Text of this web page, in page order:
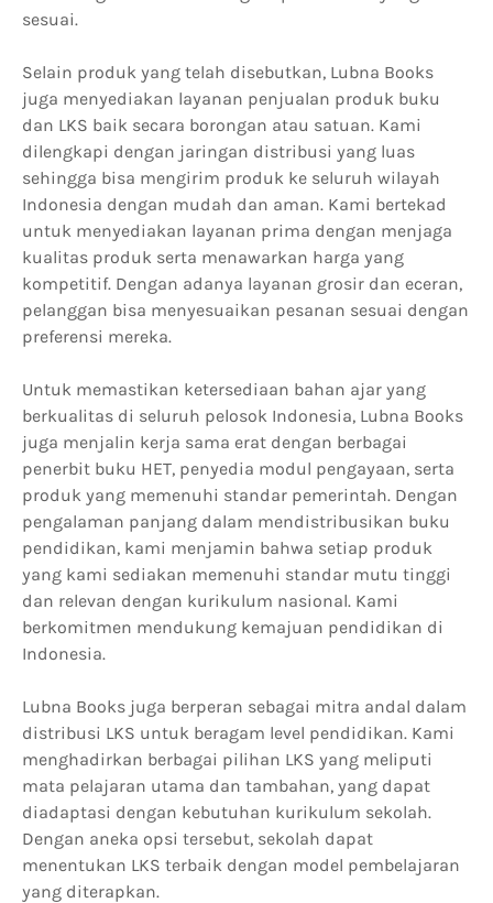
sesuai.
Selain produk yang telah disebutkan, Lubna Books
juga menyediakan layanan penjualan produk buku
dan LKS baik secara borongan atau satuan. Kami
dilengkapi dengan jaringan distribusi yang luas
sehingga bisa mengirim produk ke seluruh wilayah
Indonesia dengan mudah dan aman. Kami bertekad
untuk menyediakan layanan prima dengan menjaga
kualitas produk serta menawarkan harga yang
kompetitif. Dengan adanya layanan grosir dan eceran,
pelanggan bisa menyesuaikan pesanan sesuai dengan
preferensi mereka.
Untuk memastikan ketersediaan bahan ajar yang
berkualitas di seluruh pelosok Indonesia, Lubna Books
juga menjalin kerja sama erat dengan berbagai
penerbit buku HET, penyedia modul pengayaan, serta
produk yang memenuhi standar pemerintah. Dengan
pengalaman panjang dalam mendistribusikan buku
pendidikan, kami menjamin bahwa setiap produk
yang kami sediakan memenuhi standar mutu tinggi
dan relevan dengan kurikulum nasional. Kami
berkomitmen mendukung kemajuan pendidikan di
Indonesia.
Lubna Books juga berperan sebagai mitra andal dalam
distribusi LKS untuk beragam level pendidikan. Kami
menghadirkan berbagai pilihan LKS yang meliputi
mata pelajaran utama dan tambahan, yang dapat
diadaptasi dengan kebutuhan kurikulum sekolah.
Dengan aneka opsi tersebut, sekolah dapat
menentukan LKS terbaik dengan model pembelajaran
yang diterapkan.